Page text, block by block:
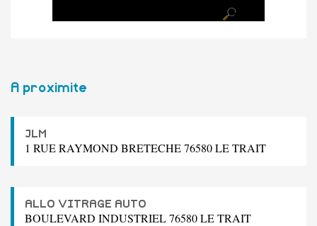
A proximite
JLM
1 RUE RAYMOND BRETECHE 76580 LE TRAIT
ALLO VITRAGE AUTO
BOULEVARD INDUSTRIEL 76580 LE TRAIT